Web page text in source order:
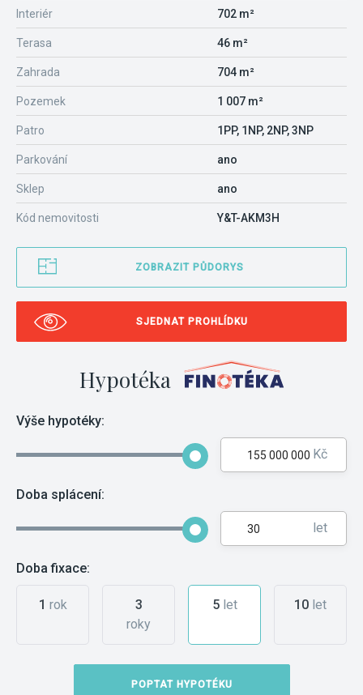
Interiér 702 m²
Terasa 46 m²
Zahrada 704 m²
Pozemek 1 007 m²
Patro 1PP, 1NP, 2NP, 3NP
Parkování ano
Sklep ano
Kód nemovitosti Y&T-AKM3H
ZOBRAZIT PŮDORYS
SJEDNAT PROHLÍDKU
Hypotéka
Výše hypotéky:
Kč
Doba splácení:
let
Doba fixace:
1 rok
3
roky
5let 10 let
POPTAT HYPOTÉKU